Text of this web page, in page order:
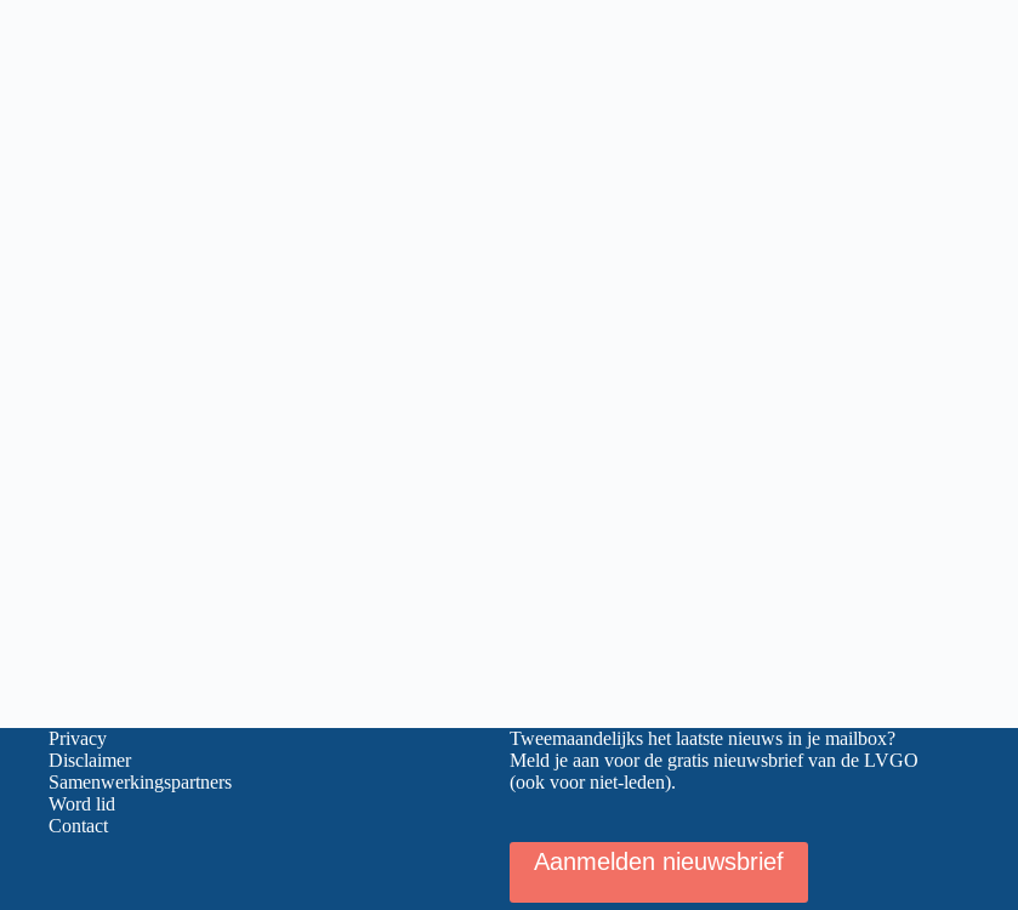
Privacy
Disclaimer
Samenwerkingspartners
Word lid
Contact
Tweemaandelijks het laatste nieuws in je mailbox?
Meld je aan voor de gratis nieuwsbrief van de LVGO
(ook voor niet-leden).
Aanmelden nieuwsbrief